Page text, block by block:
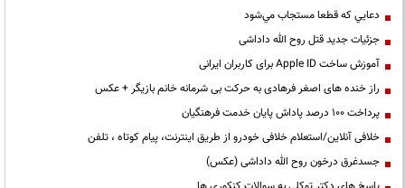
دعايي كه قطعا مستجاب مي‌شود
جزئیات جدید قتل روح الله داداشی
آموزش ساخت Apple ID برای کاربران ایرانی
راز خنده های اصغر فرهادی به حرکت بی شرمانه خانم بازیگر + عکس
پرداخت ۱۰۰ درصد پاداش پایان خدمت فرهنگیان
خلافی آنلاین/استعلام خلافی خودرو از طریق اینترنت، پیام کوتاه ، تلفن
جسدغرق درخون روح الله داداشی (عکس)